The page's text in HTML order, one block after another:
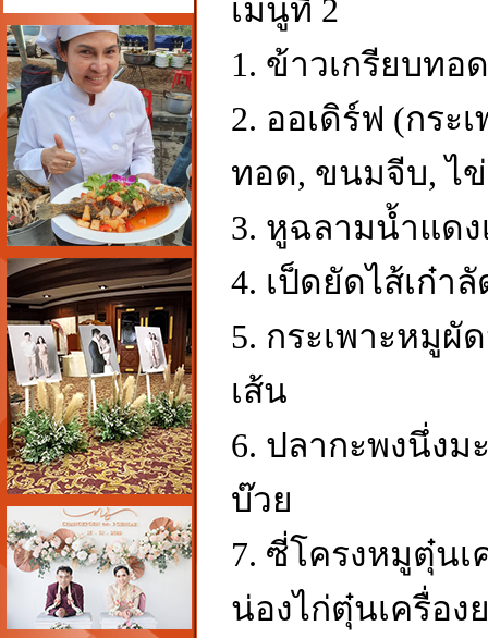
เมนูที่ 2
1. ข้าวเกรียบทอ
2. ออเดิร์ฟ (กระ
ทอด, ขนมจีบ, ไ
3. หูฉลามน้ำแดง
4. เป็ดยัดไส้เก๋า
5. กระเพาะหมูผั
เส้น
6. ปลากะพงนึ่งม
บ๊วย
7. ซี่โครงหมูตุ๋นเ
น่องไก่ตุ๋นเครื่อง